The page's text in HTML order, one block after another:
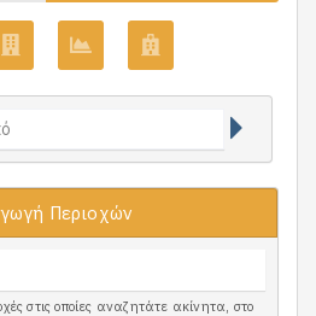
Περιοχών
στις οποίες αναζητάτε ακίνητα, στο